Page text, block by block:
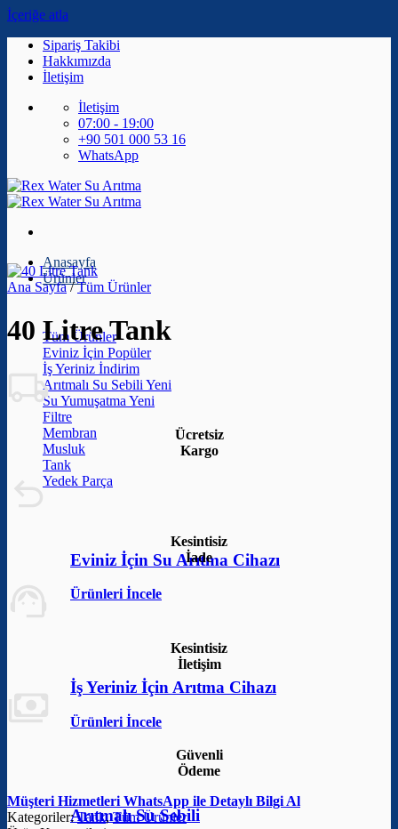
İçeriğe atla
Sipariş Takibi
Hakkımızda
İletişim
İletişim
07:00 - 19:00
+90 501 000 53 16
WhatsApp
Anasayfa
Ürünler
Tüm Ürünler
Eviniz İçin
İş Yeriniz
Arıtmalı Su Sebili
Su Yumuşatma
Filtre
Membran
Musluk
Tank
Yedek Parça
Eviniz İçin Su Arıtma Cihazı
Ürünleri İncele
İş Yeriniz İçin Arıtma Cihazı
Ürünleri İncele
Arıtmalı Su Sebili
Ana Sayfa / Tüm Ürünler
40 Litre Tank
Ücretsiz
Kargo
Kesintisiz
İade
Kesintisiz
İletişim
Güvenli
Ödeme
Müşteri Hizmetleri WhatsApp ile Detaylı Bilgi Al
Kategoriler:Tank,Tüm Ürünler